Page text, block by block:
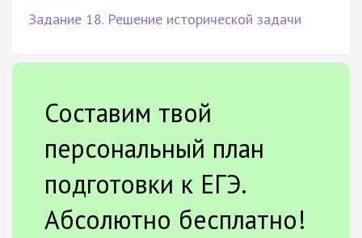
Задание 18. Решение исторической задачи
Составим твой
персональный план
подготовки к ЕГЭ.
Абсолютно бесплатно!